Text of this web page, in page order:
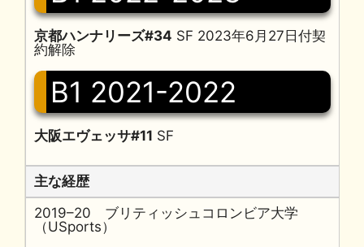
京都ハンナリーズ#34 SF 2023年6月27日付契
約解除
B1 2021-2022
大阪エヴェッサ#11 SF
主な経歴
2019–20 ブリティッシュコロンビア大学
（USports）